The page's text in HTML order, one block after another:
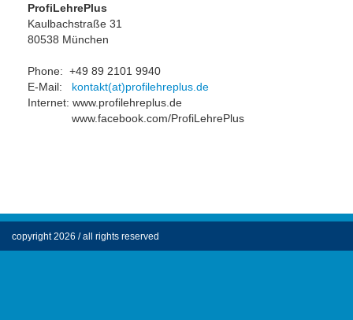
ProfiLehrePlus
Kaulbachstraße 31
80538 München
Phone: +49 89 2101 9940
E-Mail: kontakt(at)profilehreplus.de
Internet: www.profilehreplus.de
www.facebook.com/ProfiLehrePlus
copyright 2026 / all rights reserved